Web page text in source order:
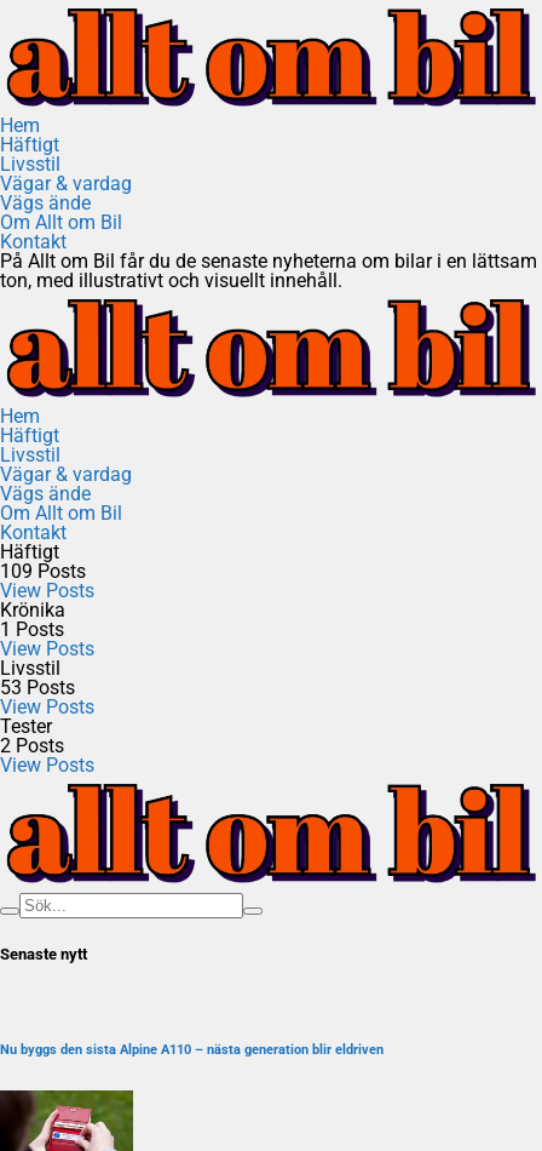
Hem
Häftigt
Livsstil
Vägar & vardag
Vägs ände
Om Allt om Bil
Kontakt
På Allt om Bil får du de senaste nyheterna om bilar i en lättsam
ton, med illustrativt och visuellt innehåll.
Hem
Häftigt
Livsstil
Vägar & vardag
Vägs ände
Om Allt om Bil
Kontakt
Häftigt
109 Posts
View Posts
Krönika
1 Posts
View Posts
Livsstil
53 Posts
View Posts
Tester
2 Posts
View Posts
Senaste nytt
Nu byggs den sista Alpine A110 – nästa generation blir eldriven